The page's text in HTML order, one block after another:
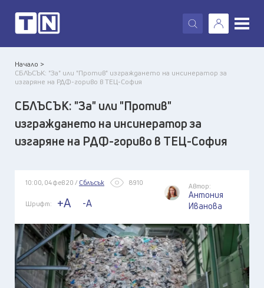
X
Начало >
СБЛЪСЪК: "За" или "Против" изграждането на инсинератор за
изгаряне на РДФ-гориво в ТЕЦ-София
СБЛЪСЪК: "За" или "Против"
изграждането на инсинератор за
изгаряне на РДФ-гориво в ТЕЦ-София
10:00, 04 фев 20 / Сблъсък 8910
Шрифт: +A -A
Автор:
Антония
Иванова